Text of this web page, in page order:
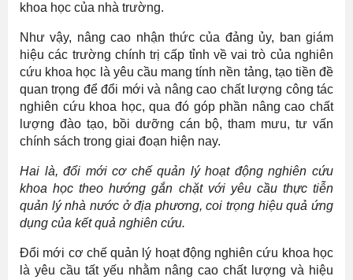
khoa học của nhà trường.
Như vậy, nâng cao nhận thức của đảng ủy, ban giám
hiệu các trường chính trị cấp tỉnh về vai trò của nghiên
cứu khoa học là yêu cầu mang tính nền tảng, tạo tiền đề
quan trọng để đổi mới và nâng cao chất lượng công tác
nghiên cứu khoa học, qua đó góp phần nâng cao chất
lượng đào tạo, bồi dưỡng cán bộ, tham mưu, tư vấn
chính sách trong giai đoạn hiện nay.
Hai là, đổi mới cơ chế quản lý hoạt động nghiên cứu
khoa học theo hướng gắn chặt với yêu cầu thực tiễn
quản lý nhà nước ở địa phương, coi trọng hiệu quả ứng
dụng của kết quả nghiên cứu.
Đổi mới cơ chế quản lý hoạt động nghiên cứu khoa học
là yêu cầu tất yếu nhằm nâng cao chất lượng và hiệu